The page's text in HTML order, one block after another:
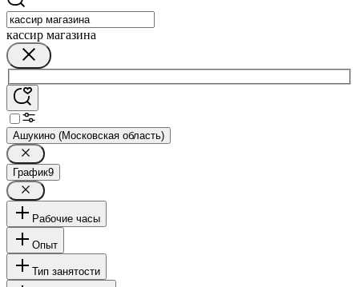
кассир магазина
Ашукино (Московская область)
График9
Рабочие часы
Опыт
Тип занятости